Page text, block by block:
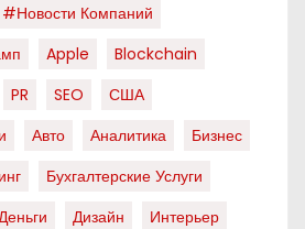
#новости Компаний
Apple
Blockchain
PR SEO
США
Авто Аналитика
Бизнес
Бухгалтерские Услуги
Дизайн
Интерьер